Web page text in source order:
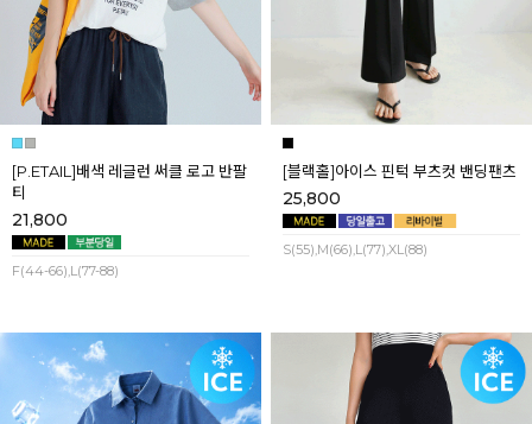
[P.ETAIL]배색 레글런 써클 로고 반팔
티
21,800
F(44-66),L(77-88)
[블랙홀]아이스 핀턱 부츠컷 밴딩팬츠
25,800
S(55),M(66),L(77),XL(88)